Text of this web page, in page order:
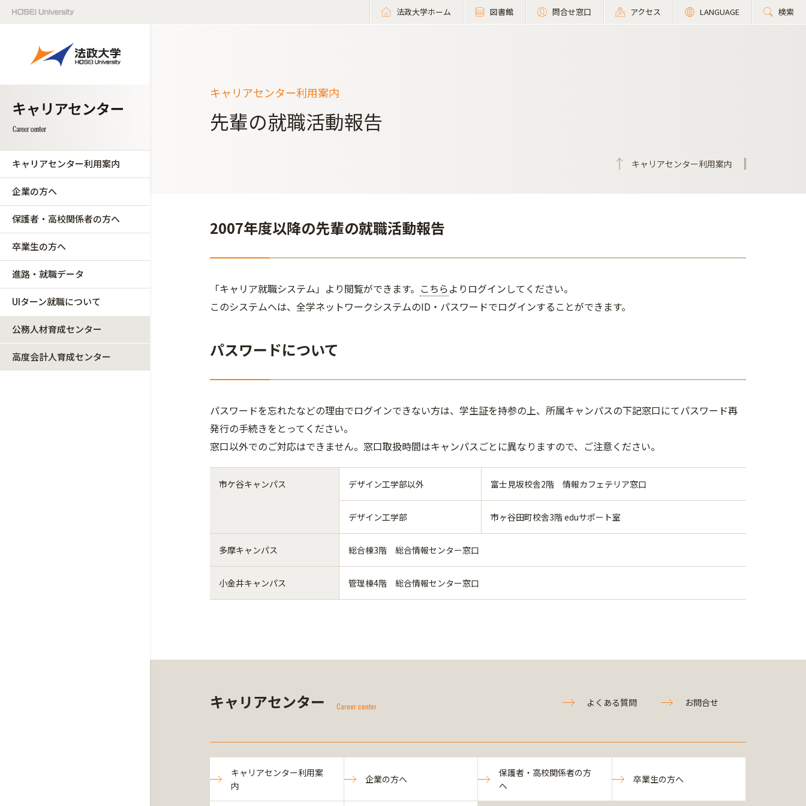
法政大学ホーム 図書館 問合せ窓口 アクセス LANGUAGE 検索
キャリアセンター利用案内
企業の方へ
保護者・高校関係者の方へ
卒業生の方へ
進路・就職データ
UIターン就職について
公務人材育成センター
高度会計人育成センター
キャリアセンター利用案内
先輩の就職活動報告
キャリアセンター利用案内
2007年度以降の先輩の就職活動報告
「キャリア就職システム」より閲覧ができます。 こちらよりログインしてください。
このシステムへは、全学ネットワークシステムのID・パスワードでログインすることができます。
パスワードについて
パスワードを忘れたなどの理由でログインできない方は、学生証を持参の上、所属キャンパスの下記窓口にてパスワード再
発行の手続きをとってください。
窓口以外でのご対応はできません。窓口取扱時間はキャンパスごとに異なりますので、ご注意ください。
市ケ谷キャンパス デザイン工学部以外 富士見坂校舎2階 情報カフェテリア窓口
デザイン工学部 市ヶ谷田町校舎3階 eduサポート室
多摩キャンパス 総合棟3階 総合情報センター窓口
小金井キャンパス 管理棟4階 総合情報センター窓口
キャリアセンター Career center よくある質問 お問合せ
キャリアセンター利用案
内
企業の方へ
保護者・高校関係者の方
へ
卒業生の方へ